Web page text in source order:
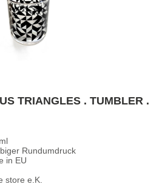
TRIANGLES . TUMBLER .
Rundumdruck
in EU
store e.K.